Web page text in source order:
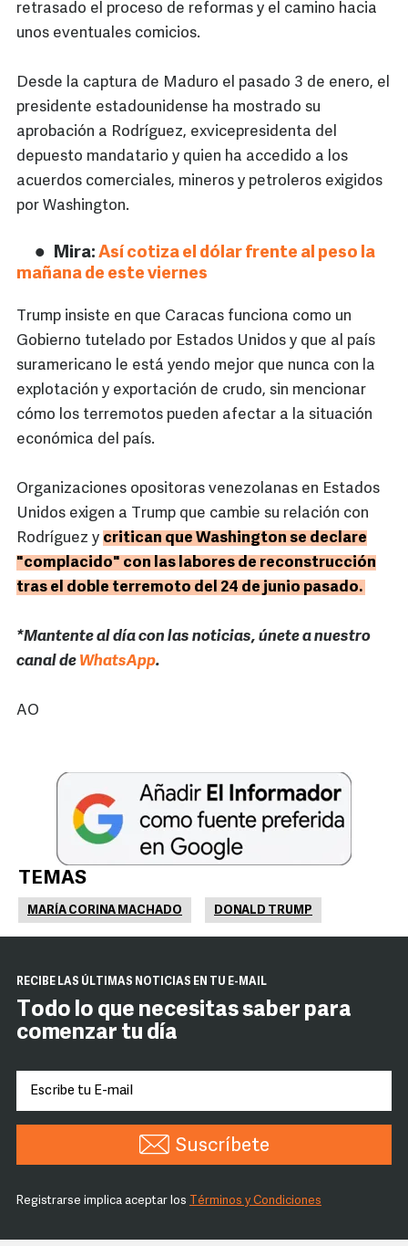
retrasado el proceso de reformas y el camino hacia
unos eventuales comicios.
Desde la captura de Maduro el pasado 3 de enero, el
presidente estadounidense ha mostrado su
aprobación a Rodríguez, exvicepresidenta del
depuesto mandatario y quien ha accedido a los
acuerdos comerciales, mineros y petroleros exigidos
por Washington.
Mira: Así cotiza el dólar frente al peso la
mañana de este viernes
Trump insiste en que Caracas funciona como un
Gobierno tutelado por Estados Unidos y que al país
suramericano le está yendo mejor que nunca con la
explotación y exportación de crudo, sin mencionar
cómo los terremotos pueden afectar a la situación
económica del país.
Organizaciones opositoras venezolanas en Estados
Unidos exigen a Trump que cambie su relación con
Rodríguez y critican que Washington se declare
"complacido" con las labores de reconstrucción
tras el doble terremoto del 24 de junio pasado.
*Mantente al día con las noticias, únete a nuestro
canal de WhatsApp.
AO
TEMAS
MARÍA CORINA MACHADO DONALD TRUMP
RECIBE LAS ÚLTIMAS NOTICIAS EN TU E-MAIL
Todo lo que necesitas saber para
comenzar tu día
Suscríbete
Registrarse implica aceptar los Términos y Condiciones